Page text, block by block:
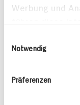
Werbung und
bereitgestellt
Notwendig
Präferenzen
Häufig gestellte
Mehr
Wir beantworten
Freitags: 9 bis 13